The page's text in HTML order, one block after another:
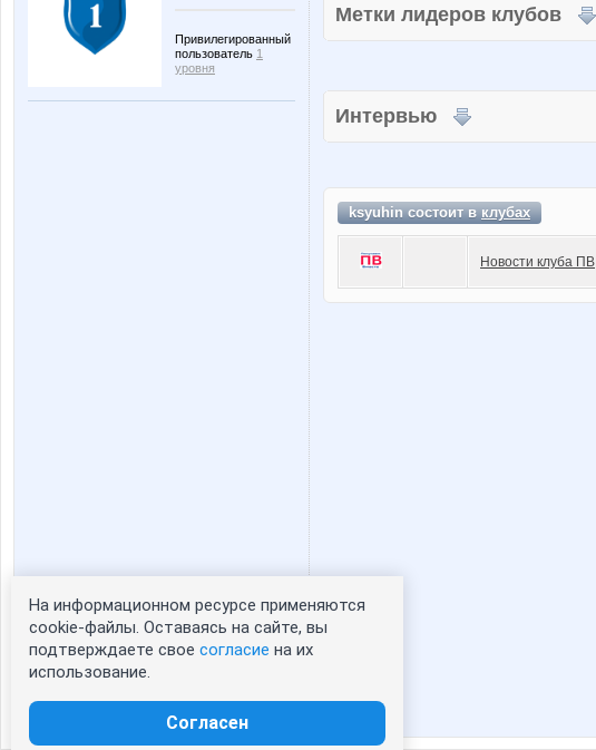
Привилегированный
пользователь 1
уровня
Статистика портрета:
сейчас просматривают портрет - 0
зарегистрированные пользователи
Метки лидеров клубов
Интервью
ksyuhin состоит вклубах
Новости клуба ПВ
На информационном ресурсе применяются
cookie-файлы. Оставаясь на сайте, вы
подтверждаете свое согласие на их
использование.
Согласен